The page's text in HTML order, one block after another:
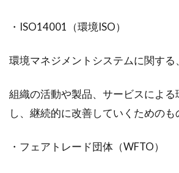
・ISO14001（環境ISO）
環境マネジメントシステムに関する
組織の活動や製品、サービスによ
し、継続的に改善していくためのも
・フェアトレード団体（WFTO）